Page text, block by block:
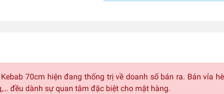
70cm hiện đang thống trị về doanh số bán ra. Bán vỉa
đều dành sự quan tâm đặc biệt cho mặt hàng.